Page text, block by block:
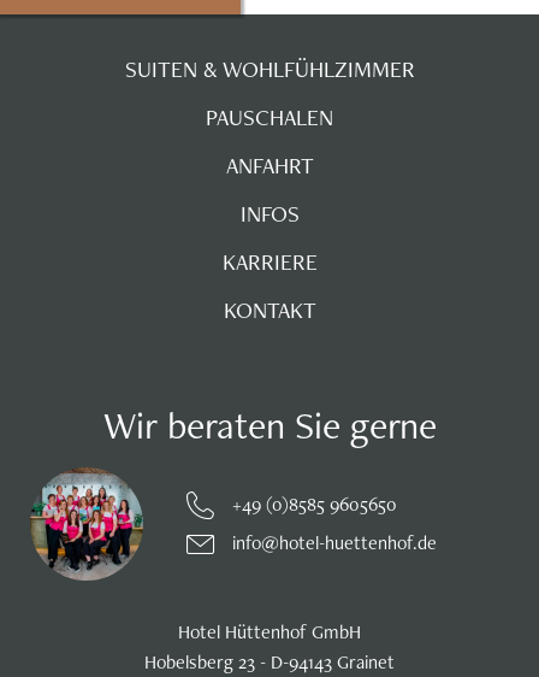
SUITEN & WOHLFÜHLZIMMER
PAUSCHALEN
ANFAHRT
INFOS
KARRIERE
KONTAKT
Wir beraten Sie gerne
+49 (0)8585 9605650
info@hotel-huettenhof.de
Hotel Hüttenhof GmbH
Hobelsberg 23 - D-94143 Grainet